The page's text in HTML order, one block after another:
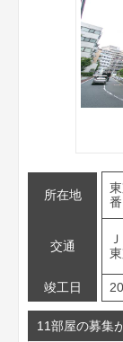
所在地
交通
竣工日
11部屋の募集